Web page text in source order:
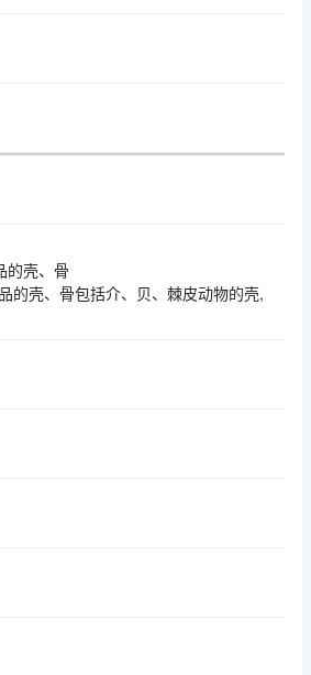
的壳、骨
的壳、骨包括介、贝、棘皮动物的壳,